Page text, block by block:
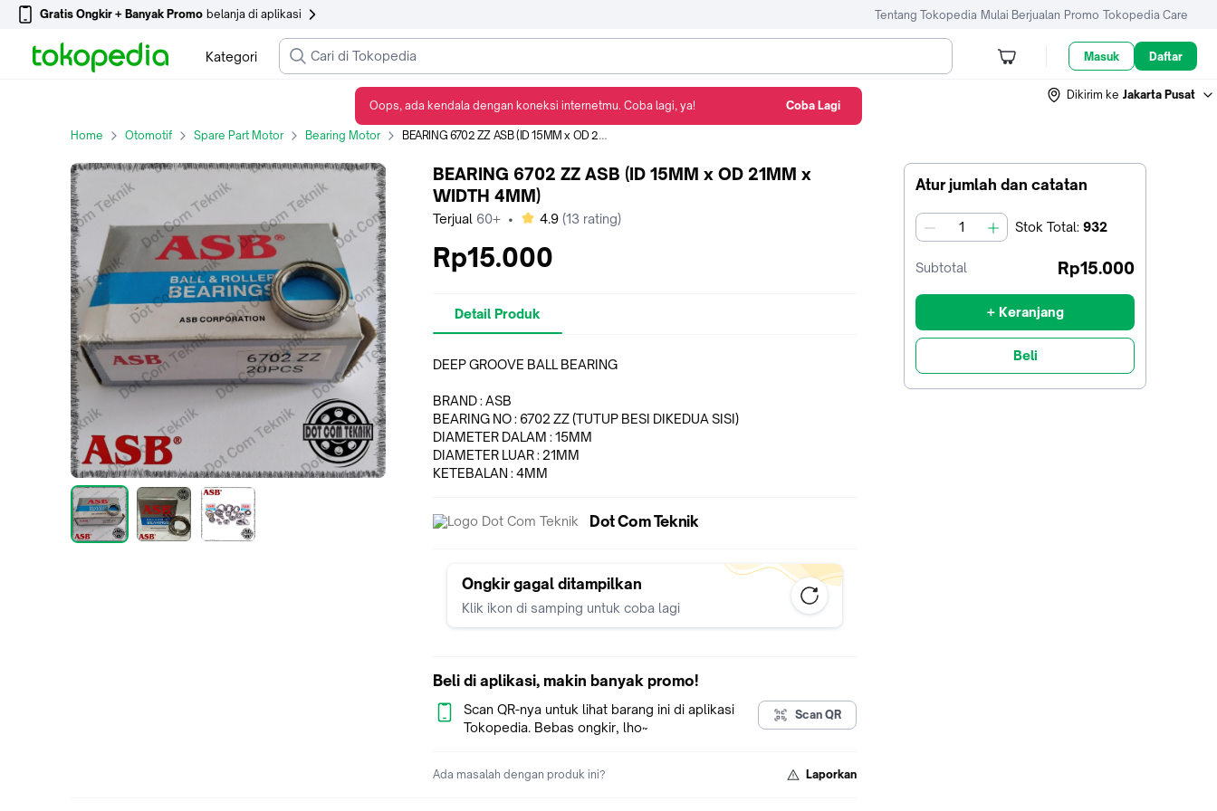
Gratis Ongkir + Banyak Promo belanja di aplikasi Tentang Tokopedia Mulai Berjualan Promo Tokopedia Care
Kategori Masuk Daftar
Dikirim ke Jakarta Pusat
Home Otomotif Spare Part Motor Bearing Motor BEARING 6702 ZZ ASB (ID 15MM x OD 21MM x WIDTH 4MM)
Atur jumlah dan catatan
jumlah Stok Total: 932
Subtotal Rp15.000
+ Keranjang
Beli
BEARING 6702 ZZ ASB (ID 15MM x OD 21MM x
WIDTH 4MM)
Terjual 60+ • bintang
4.9 (13 rating)
Rp15.000
Detail Produk
DEEP GROOVE BALL BEARING
BRAND : ASB
BEARING NO : 6702 ZZ (TUTUP BESI DIKEDUA SISI)
DIAMETER DALAM : 15MM
DIAMETER LUAR : 21MM
KETEBALAN : 4MM
Dot Com Teknik
Ongkir gagal ditampilkan
Klik ikon di samping untuk coba lagi
Beli di aplikasi, makin banyak promo!
Scan QR-nya untuk lihat barang ini di aplikasi
Tokopedia. Bebas ongkir, lho~
Scan QR
Ada masalah dengan produk ini? Laporkan
Oops, ada kendala dengan koneksi internetmu. Coba lagi, ya! Coba Lagi